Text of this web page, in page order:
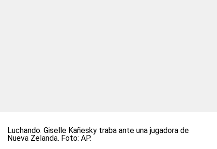
Luchando. Giselle Kañesky traba ante una jugadora de
Nueva Zelanda. Foto: AP.